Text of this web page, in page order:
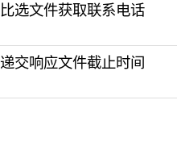
比选文件获取联系电话
递交响应文件截止时间